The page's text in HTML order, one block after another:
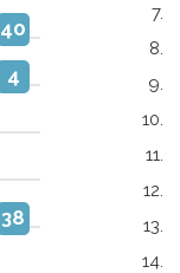
40
4
38
7.
8.
9.
10.
11.
12.
13.
14.